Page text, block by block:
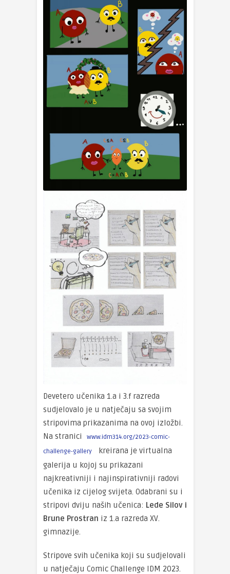
Devetero učenika 1.a i 3.f razreda
sudjelovalo je u natječaju sa svojim
stripovima prikazanima na ovoj izložbi.
Na stranici
www.idm314.org/2023-comic-
challenge-gallery
kreirana je virtualna
galerija u kojoj su prikazani
najkreativniji i najinspirativniji radovi
učenika iz cijelog svijeta. Odabrani su i
stripovi dviju naših učenica: Lede Silov i
Brune Prostran iz 1.a razreda XV.
gimnazije.
Stripove svih učenika koji su sudjelovali
u natječaju Comic Challenge IDM 2023.